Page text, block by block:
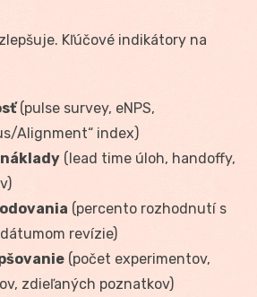
Kľúčové indikátory na
(pulse survey, eNPS,
Alignment“ index)
(lead time úloh, handoffy,
(percento rozhodnutí s
revízie)
(počet experimentov,
zdieľaných poznatkov)